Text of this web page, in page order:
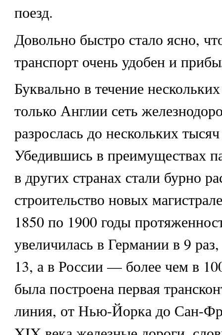
поезд.
Довольно быстро стало ясно,
транспорт очень удобен и
Буквально в течение
только Англии сеть
разрослась до нескольких
Убедившись в преимуществах
в других странах стали бурно
строительство новых
1850 по 1900 годы
увеличилась в Германии в 9
13, а в России — более чем в
была построена первая
линия, от Нью-Йорка до Сан-